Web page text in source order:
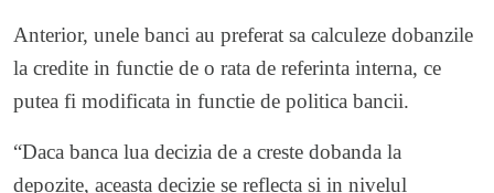
Anterior, unele banci au preferat sa calculeze dobanzile
la credite in functie de o rata de referinta interna, ce
putea fi modificata in functie de politica bancii.
“Daca banca lua decizia de a creste dobanda la
depozite, aceasta decizie se reflecta si in nivelul